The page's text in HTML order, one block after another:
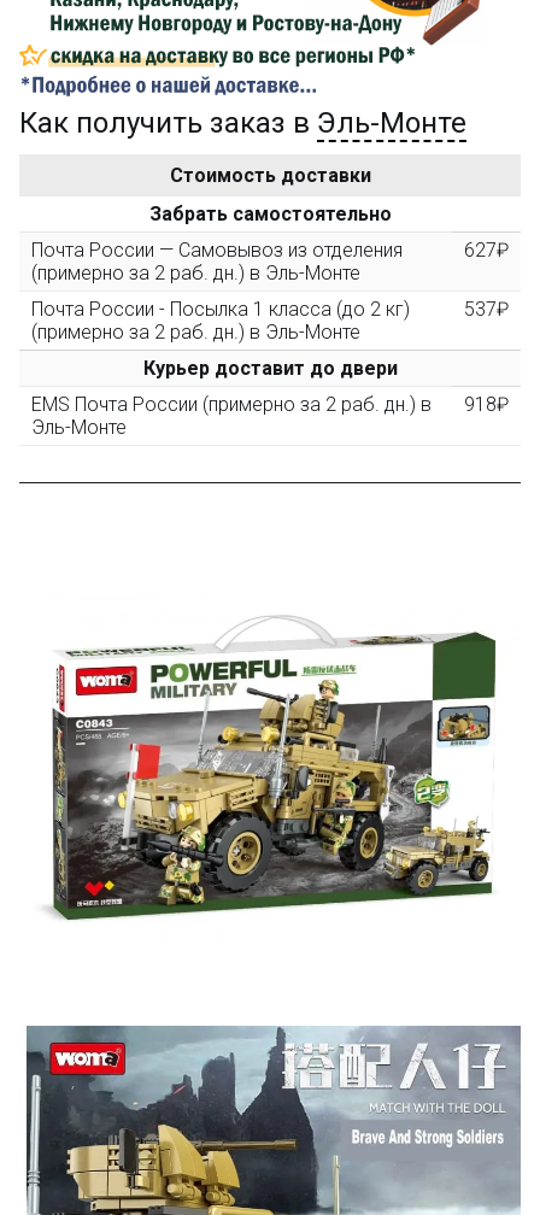
Сделайте заказ на сумму не менее 3 000₽, оплатите
его на карту Сбербанка и получите 150₽ на
компенсацию доставки.
...на следующий заказ
Золотая скидка
персональная
10%
После того, как сумма Ваших заказов превысит
3000 рублей, Вы получите постоянную скидку на все
повторные заказы - 10%
Скидка за обзор
(фото сборки) до 10%
Пришлите фото поэтапной сборки купленного
до 100₽
Оставьте отзыв (не менее 50 символов) о товаре на
нашем сайте и получите купон на скидку 50₽ за
текстовый отзыв или 100₽ за отзыв с фото.
Скидка за отзыв
на Яндекс.Маркете 150₽
Оставьте отзыв (не менее 50 символов) о товаре
через системуЯндекс.Маркет
...уже сейчас
Участвуйте в конкурсах и розыгрышах в нашей
группе
ВК и выигрывайте отличные призы!
Подробные условия всех акций и бонусов...
Как получить заказ в Эль-Монте
Стоимость доставки
Забрать самостоятельно
Почта России — Самовывоз из отделения
(примерно за 2 раб. дн.) в Эль-Монте
627₽
Почта России - Посылка 1 класса (до 2 кг)
(примерно за 2 раб. дн.) в Эль-Монте
537₽
Курьер доставит до двери
EMS Почта России (примерно за 2 раб. дн.) в
Эль-Монте
918₽